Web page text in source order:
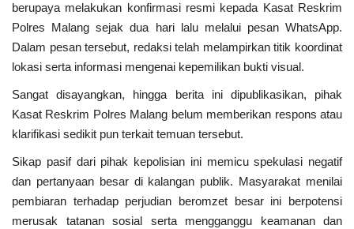
berupaya melakukan konfirmasi resmi kepada Kasat Reskrim
Polres Malang sejak dua hari lalu melalui pesan WhatsApp.
Dalam pesan tersebut, redaksi telah melampirkan titik koordinat
lokasi serta informasi mengenai kepemilikan bukti visual.
Sangat disayangkan, hingga berita ini dipublikasikan, pihak
Kasat Reskrim Polres Malang belum memberikan respons atau
klarifikasi sedikit pun terkait temuan tersebut.
Sikap pasif dari pihak kepolisian ini memicu spekulasi negatif
dan pertanyaan besar di kalangan publik. Masyarakat menilai
pembiaran terhadap perjudian beromzet besar ini berpotensi
merusak tatanan sosial serta mengganggu keamanan dan